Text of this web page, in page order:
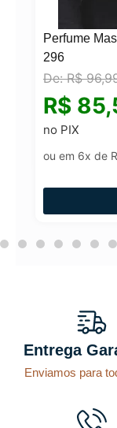
Perfume
296
De:R$
R$
no PIX
ou em 6x de
Entrega
Enviamos para